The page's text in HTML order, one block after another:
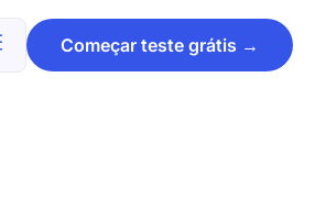
Começar teste grátis →